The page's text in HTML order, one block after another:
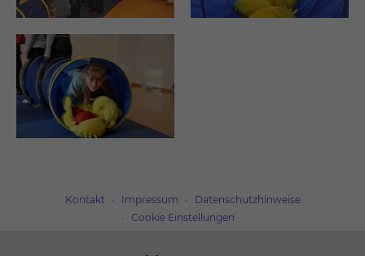
Kontakt Impressum
Datenschutzhinweise
Cookie Einstellungen